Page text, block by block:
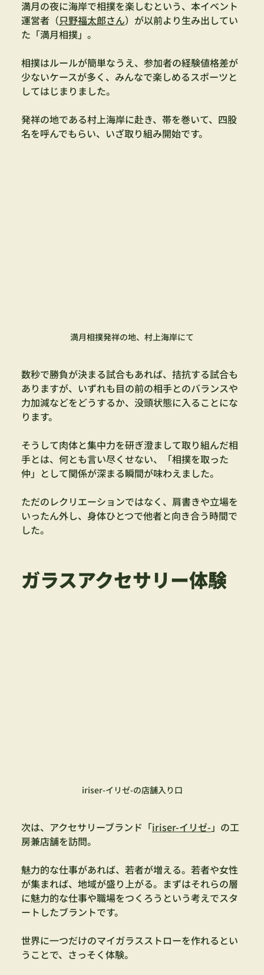
満月の夜に海岸で相撲を楽しむという、本イベント
運営者（只野福太郎さん）が以前より生み出してい
た「満月相撲」。
相撲はルールが簡単なうえ、参加者の経験値格差が
少ないケースが多く、みんなで楽しめるスポーツと
してはじまりました。
発祥の地である村上海岸に赴き、帯を巻いて、四股
名を呼んでもらい、いざ取り組み開始です。
満月相撲発祥の地、村上海岸にて
数秒で勝負が決まる試合もあれば、拮抗する試合も
ありますが、いずれも目の前の相手とのバランスや
力加減などをどうするか、没頭状態に入ることにな
ります。
そうして肉体と集中力を研ぎ澄まして取り組んだ相
手とは、何とも言い尽くせない、「相撲を取った
仲」として関係が深まる瞬間が味わえました。
ただのレクリエーションではなく、肩書きや立場を
いったん外し、身体ひとつで他者と向き合う時間で
した。
ガラスアクセサリー体験
iriser-イリゼ-の店舗入り口
次は、アクセサリーブランド「iriser-イリゼ- 」の工
房兼店舗を訪問。
魅力的な仕事があれば、若者が増える。若者や女性
が集まれば、地域が盛り上がる。まずはそれらの層
に魅力的な仕事や職場をつくろうという考えでスタ
ートしたブラントです。
世界に一つだけのマイガラスストローを作れるとい
うことで、さっそく体験。